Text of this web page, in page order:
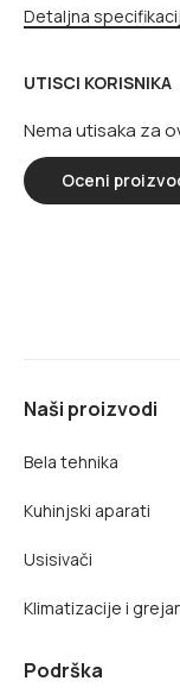
Detaljna
UTISCI KORISNIKA
Nema utisaka za
Oceni
Naši proizvodi
Bela tehnika
Kuhinjski aparati
Usisivači
Klimatizacije i
Podrška